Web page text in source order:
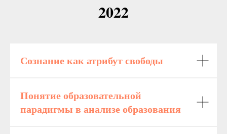
2022
Сознание как атрибут свободы
Понятие образовательной
парадигмы в анализе образования